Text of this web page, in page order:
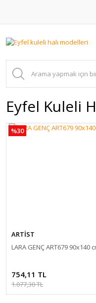
Eyfel Kuleli
%30
ARTİST
LARA GENÇ ART679 90x140
754,11 TL
1.077,30 TL